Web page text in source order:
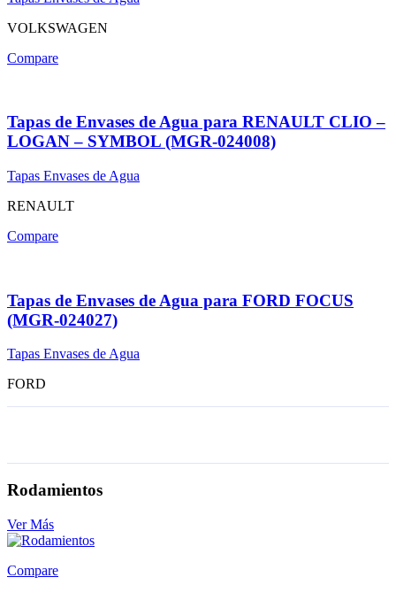
VOLKSWAGEN
Compare
Tapas de Envases de Agua para RENAULT CLIO –
LOGAN – SYMBOL (MGR-024008)
Tapas Envases de Agua
RENAULT
Compare
Tapas de Envases de Agua para FORD FOCUS
(MGR-024027)
Tapas Envases de Agua
FORD
Rodamientos
Ver Más
Compare